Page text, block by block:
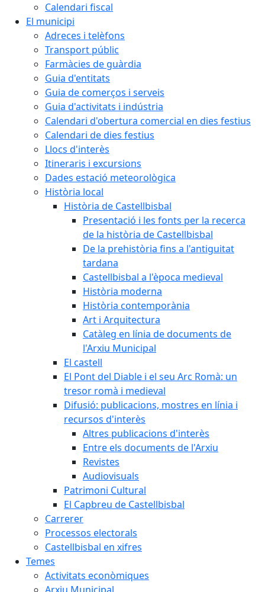
Calendari fiscal
El municipi
Adreces i telèfons
Transport públic
Farmàcies de guàrdia
Guia d'entitats
Guia de comerços i serveis
Guia d'activitats i indústria
Calendari d'obertura comercial en dies festius
Calendari de dies festius
Llocs d'interès
Itineraris i excursions
Dades estació meteorològica
Història local
Història de Castellbisbal
Presentació i les fonts per la recerca
de la història de Castellbisbal
De la prehistòria fins a l'antiguitat
tardana
Castellbisbal a l'època medieval
Història moderna
Història contemporània
Art i Arquitectura
Catàleg en línia de documents de
l'Arxiu Municipal
El castell
El Pont del Diable i el seu Arc Romà: un
tresor romà i medieval
Difusió: publicacions, mostres en línia i
recursos d'interès
Altres publicacions d'interès
Entre els documents de l'Arxiu
Revistes
Audiovisuals
Patrimoni Cultural
El Capbreu de Castellbisbal
Carrerer
Processos electorals
Castellbisbal en xifres
Temes
Activitats econòmiques